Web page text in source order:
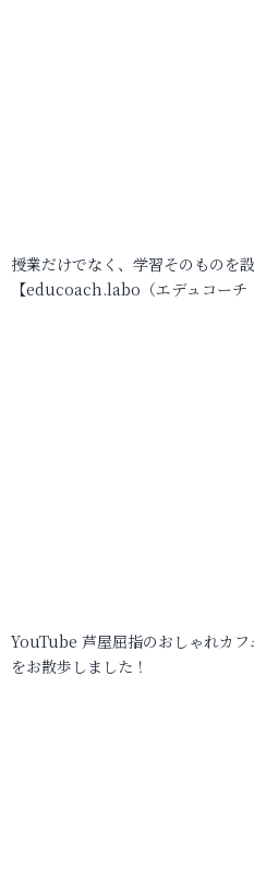
授業だけでなく、学習そのものを
【educoach.labo（エデュコー
YouTube 芦屋屈指のおしゃれカ
をお散歩しました！